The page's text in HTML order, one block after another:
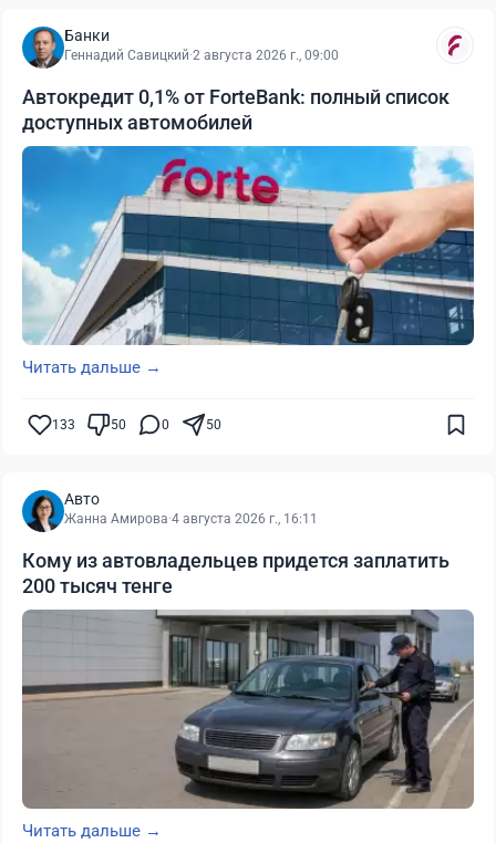
Банки
Геннадий Савицкий·2 августа 2026 г., 09:00
Автокредит 0,1% от ForteBank: полный список
доступных автомобилей
Читать дальше →
133 50 0 50
Авто
Жанна Амирова·4 августа 2026 г., 16:11
Кому из автовладельцев придется заплатить
200 тысяч тенге
Читать дальше →